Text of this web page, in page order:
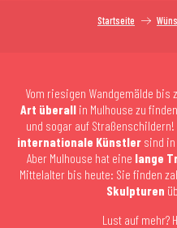
Startseite
Vom riesigen Wandgemälde
Art überall in Mulhouse zu
und sogar auf
internationale Künstlersind in
Aber Mulhouse hat eine lange
Mittelalter bis heute: Sie finden
Skulpturen
Lust auf mehr?